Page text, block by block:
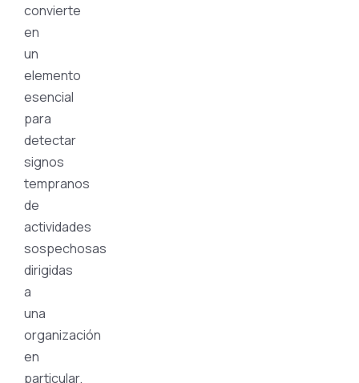
convierte
en
un
elemento
esencial
para
detectar
signos
tempranos
de
actividades
sospechosas
dirigidas
a
una
organización
en
particular.